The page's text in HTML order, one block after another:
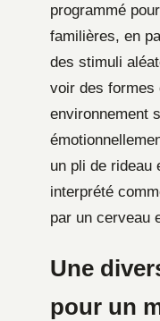
programmé
familières, en
des stimuli
voir des formes
environnement
un pli de rideau
interprété
par un cerveau
Une
pour un